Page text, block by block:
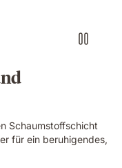
Schaumstoffschicht
für ein beruhigendes,